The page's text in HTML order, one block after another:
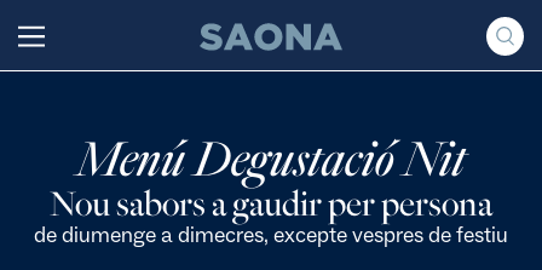
Grupo Saona
Menú Degustació Nit
Nou sabors a gaudir per persona
de diumenge a dimecres, excepte vespres de festiu